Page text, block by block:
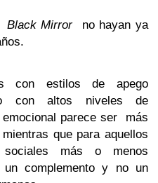
Black Mirror
no hayan ya
con estilos de apego
o con altos niveles de
parece ser más
que para aquellos
más o menos
complemento y no un